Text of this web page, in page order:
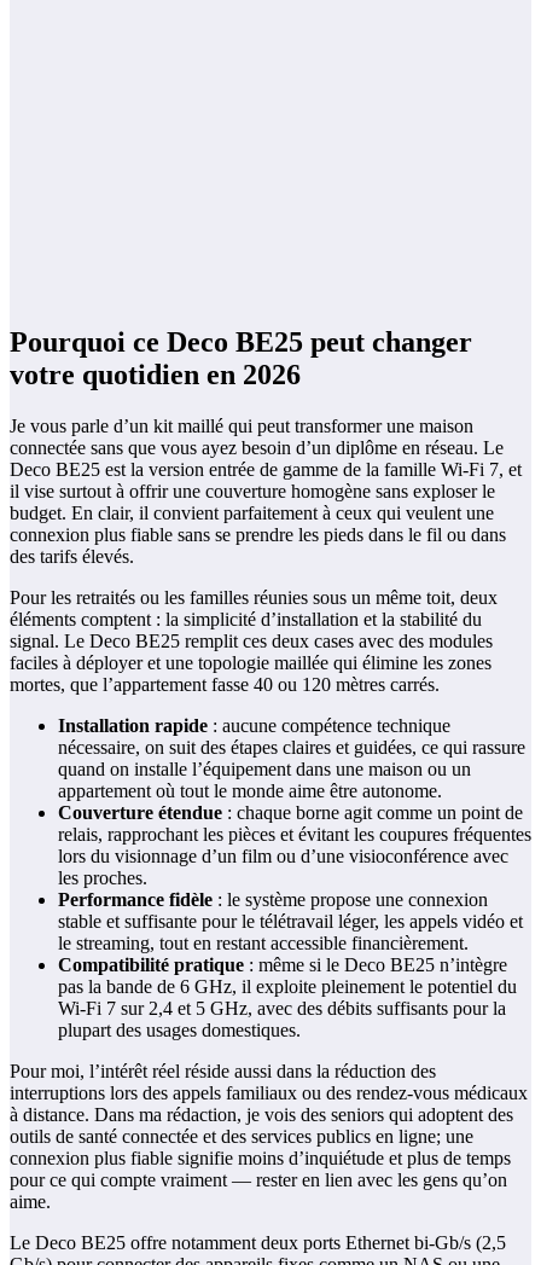
Pourquoi ce Deco BE25 peut changer
votre quotidien en 2026
Je vous parle d’un kit maillé qui peut transformer une maison
connectée sans que vous ayez besoin d’un diplôme en réseau. Le
Deco BE25 est la version entrée de gamme de la famille Wi‑Fi 7, et
il vise surtout à offrir une couverture homogène sans exploser le
budget. En clair, il convient parfaitement à ceux qui veulent une
connexion plus fiable sans se prendre les pieds dans le fil ou dans
des tarifs élevés.
Pour les retraités ou les familles réunies sous un même toit, deux
éléments comptent : la simplicité d’installation et la stabilité du
signal. Le Deco BE25 remplit ces deux cases avec des modules
faciles à déployer et une topologie maillée qui élimine les zones
mortes, que l’appartement fasse 40 ou 120 mètres carrés.
Installation rapide : aucune compétence technique
nécessaire, on suit des étapes claires et guidées, ce qui rassure
quand on installe l’équipement dans une maison ou un
appartement où tout le monde aime être autonome.
Couverture étendue : chaque borne agit comme un point de
relais, rapprochant les pièces et évitant les coupures fréquentes
lors du visionnage d’un film ou d’une visioconférence avec
les proches.
Performance fidèle : le système propose une connexion
stable et suffisante pour le télétravail léger, les appels vidéo et
le streaming, tout en restant accessible financièrement.
Compatibilité pratique : même si le Deco BE25 n’intègre
pas la bande de 6 GHz, il exploite pleinement le potentiel du
Wi‑Fi 7 sur 2,4 et 5 GHz, avec des débits suffisants pour la
plupart des usages domestiques.
Pour moi, l’intérêt réel réside aussi dans la réduction des
interruptions lors des appels familiaux ou des rendez-vous médicaux
à distance. Dans ma rédaction, je vois des seniors qui adoptent des
outils de santé connectée et des services publics en ligne; une
connexion plus fiable signifie moins d’inquiétude et plus de temps
pour ce qui compte vraiment — rester en lien avec les gens qu’on
aime.
Le Deco BE25 offre notamment deux ports Ethernet bi‑Gb/s (2,5